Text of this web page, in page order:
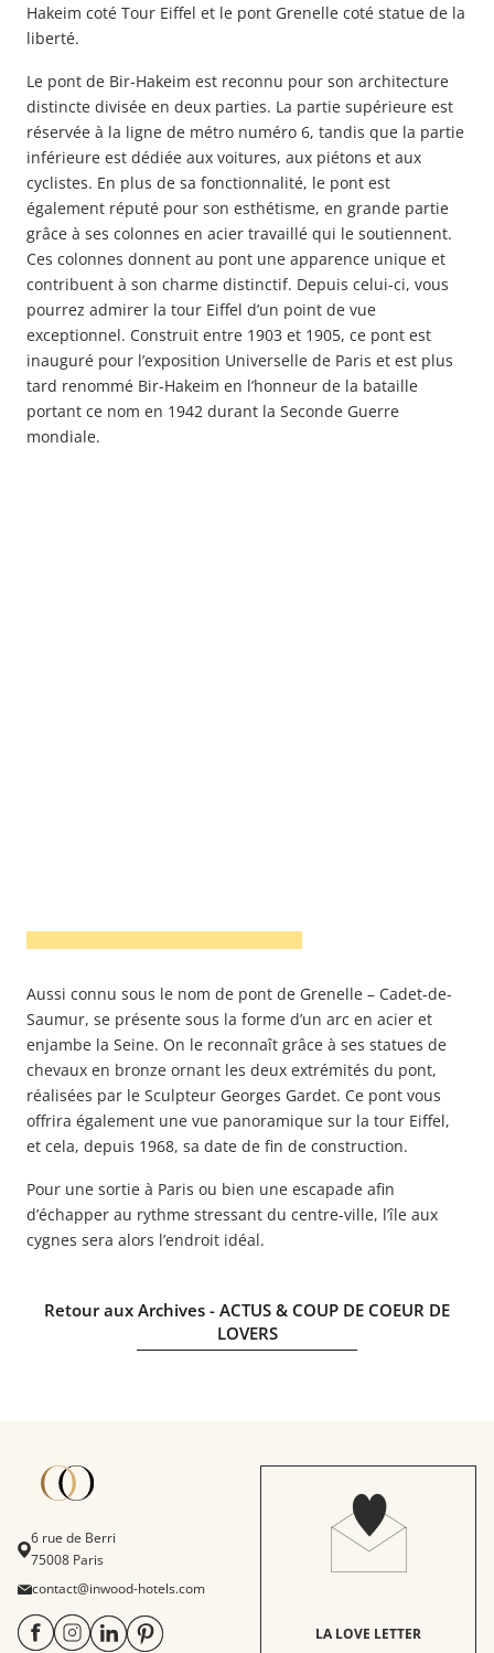
Hakeim coté Tour Eiffel et le pont Grenelle coté statue de la
liberté.
Le pont de Bir-Hakeim est reconnu pour son architecture
distincte divisée en deux parties. La partie supérieure est
réservée à la ligne de métro numéro 6, tandis que la partie
inférieure est dédiée aux voitures, aux piétons et aux
cyclistes. En plus de sa fonctionnalité, le pont est
également réputé pour son esthétisme, en grande partie
grâce à ses colonnes en acier travaillé qui le soutiennent.
Ces colonnes donnent au pont une apparence unique et
contribuent à son charme distinctif. Depuis celui-ci, vous
pourrez admirer la tour Eiffel d’un point de vue
exceptionnel. Construit entre 1903 et 1905, ce pont est
inauguré pour l’exposition Universelle de Paris et est plus
tard renommé Bir-Hakeim en l’honneur de la bataille
portant ce nom en 1942 durant la Seconde Guerre
mondiale.
Aussi connu sous le nom de pont de Grenelle – Cadet-de-
Saumur, se présente sous la forme d’un arc en acier et
enjambe la Seine. On le reconnaît grâce à ses statues de
chevaux en bronze ornant les deux extrémités du pont,
réalisées par le Sculpteur Georges Gardet. Ce pont vous
offrira également une vue panoramique sur la tour Eiffel,
et cela, depuis 1968, sa date de fin de construction.
Pour une sortie à Paris ou bien une escapade afin
d’échapper au rythme stressant du centre-ville, l’île aux
cygnes sera alors l’endroit idéal.
Retour aux Archives - ACTUS & COUP DE COEUR DE
LOVERS
6 rue de Berri
75008 Paris
contact@inwood-hotels.com
LA LOVE LETTER